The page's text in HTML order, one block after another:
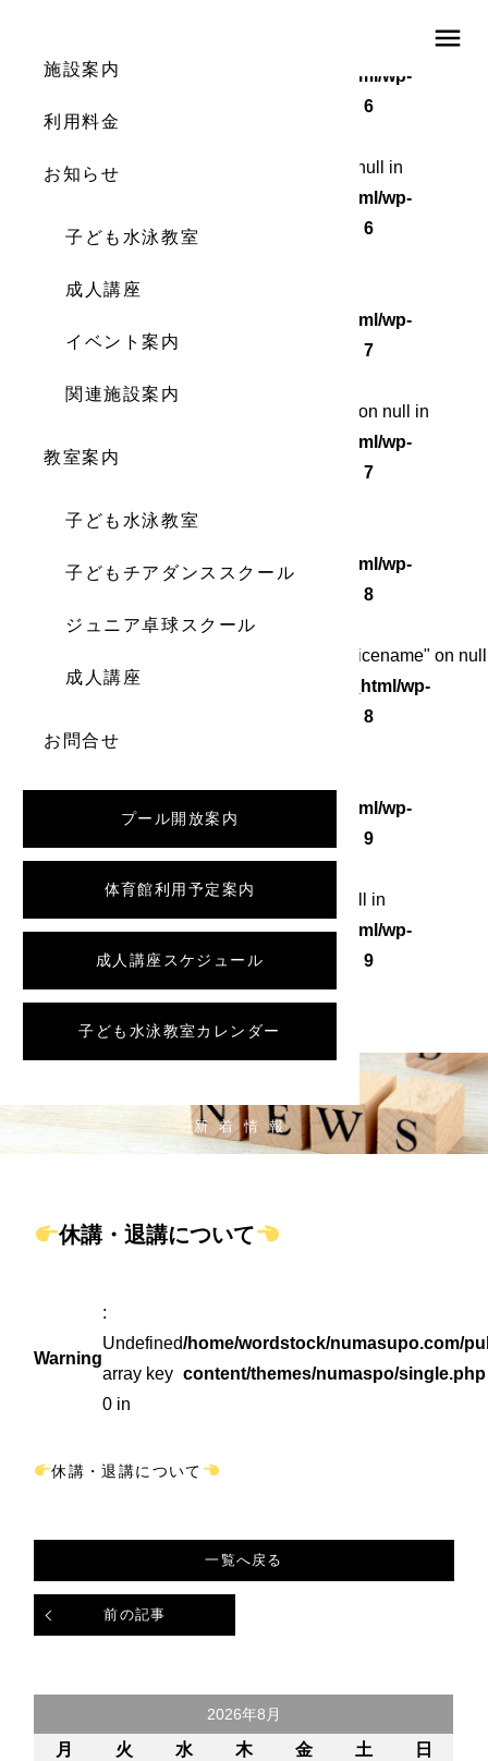
menu
施設案内
利用料金
お知らせ
子ども水泳教室
成人講座
イベント案内
関連施設案内
教室案内
子ども水泳教室
子どもチアダンススクール
ジュニア卓球スクール
成人講座
お問合せ
プール開放案内
体育館利用予定案内
成人講座スケジュール
子ども水泳教室カレンダー
/home/wordstock/numasupo.com/public_html/wp-
6
Warning: Attempt to read property "cat_ID" on null in
/home/wordstock/numasupo.com/public_html/wp-
content/themes/numaspo/single.php
6
Warning: Undefined array key 0 in
/home/wordstock/numasupo.com/public_html/wp-
content/themes/numaspo/single.php
7
: Attempt to read property "cat_name" on null in
/home/wordstock/numasupo.com/public_html/wp-
content/themes/numaspo/single.php
7
: Undefined array key 0 in
/home/wordstock/numasupo.com/public_html/wp-
8
: Attempt to read property "category_nicename" on null
/home/wordstock/numasupo.com/public_html/wp-
8
/home/wordstock/numasupo.com/public_html/wp-
9
: Attempt to read property "slug" on null in
/home/wordstock/numasupo.com/public_html/wp-
content/themes/numaspo/single.php
9
新着情報
休講・退講について
Warning
:
Undefined
array key
0 in
/home/wordstock/numasupo.com/
content/themes/numaspo/single.php
休講・退講について
前の記事
一覧へ戻る
2026年8月
月 火 水 木 金 土
日